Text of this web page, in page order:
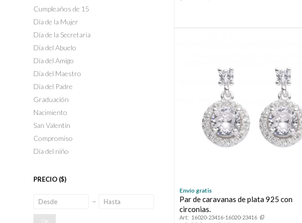
Envío gratis
Par de caravanas de plata 925 con
circonias.
16020-23416-16020-23416
Cumpleaños de 15
Día de la Mujer
Día de la Secretaria
Día del Abuelo
Día del Amigo
Día del Maestro
Día del Padre
Graduación
Nacimiento
San Valentín
Compromiso
Día del niño
PRECIO ($)
OK